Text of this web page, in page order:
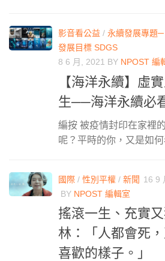
影音看公益 / 永續發展專題
發展目標 SDGS
8 6 月, 2021 BY NPOST 編
【海洋永續】虛
生──海洋永續必
編按 被疫情封印在家裡
呢？平時的你，又是如
國際 / 性別平權 / 新聞 16 9
BY NPOST 編輯室
搖滾一生、充實
林：「人都會死
喜歡的樣子。」